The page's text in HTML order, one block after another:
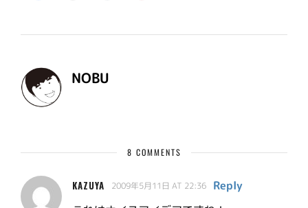
NOBU
8 COMMENTS
KAZUYA 2009年5月11日 AT 22:36
Reply